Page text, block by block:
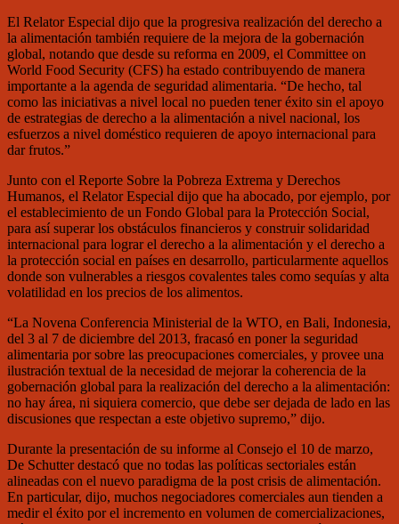
El Relator Especial dijo que la progresiva realización del derecho a
la alimentación también requiere de la mejora de la gobernación
global, notando que desde su reforma en 2009, el Committee on
World Food Security (CFS) ha estado contribuyendo de manera
importante a la agenda de seguridad alimentaria. “De hecho, tal
como las iniciativas a nivel local no pueden tener éxito sin el apoyo
de estrategias de derecho a la alimentación a nivel nacional, los
esfuerzos a nivel doméstico requieren de apoyo internacional para
dar frutos.”
Junto con el Reporte Sobre la Pobreza Extrema y Derechos
Humanos, el Relator Especial dijo que ha abocado, por ejemplo, por
el establecimiento de un Fondo Global para la Protección Social,
para así superar los obstáculos financieros y construir solidaridad
internacional para lograr el derecho a la alimentación y el derecho a
la protección social en países en desarrollo, particularmente aquellos
donde son vulnerables a riesgos covalentes tales como sequías y alta
volatilidad en los precios de los alimentos.
“La Novena Conferencia Ministerial de la WTO, en Bali, Indonesia,
del 3 al 7 de diciembre del 2013, fracasó en poner la seguridad
alimentaria por sobre las preocupaciones comerciales, y provee una
ilustración textual de la necesidad de mejorar la coherencia de la
gobernación global para la realización del derecho a la alimentación:
no hay área, ni siquiera comercio, que debe ser dejada de lado en las
discusiones que respectan a este objetivo supremo,” dijo.
Durante la presentación de su informe al Consejo el 10 de marzo,
De Schutter destacó que no todas las políticas sectoriales están
alineadas con el nuevo paradigma de la post crisis de alimentación.
En particular, dijo, muchos negociadores comerciales aun tienden a
medir el éxito por el incremento en volumen de comercializaciones,